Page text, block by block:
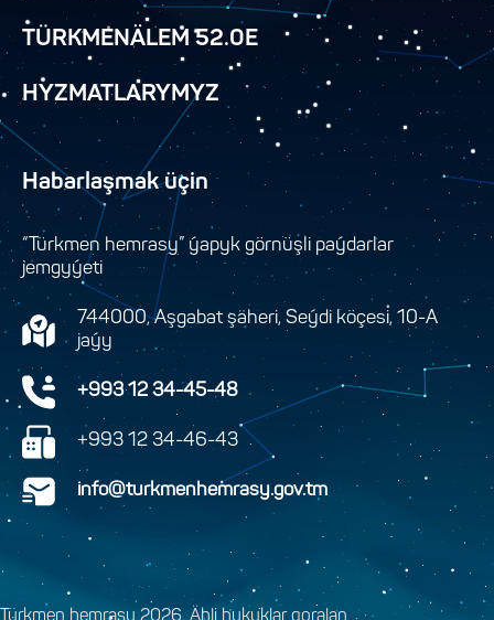
TÜRKMENÄLEM 52.0E
HYZMATLARYMYZ
Habarlaşmak üçin
“Türkmen hemrasy” ýapyk görnüşli paýdarlar
jemgyýeti
744000, Aşgabat şäheri, Seýdi köçesi, 10-A
jaýy
+993 12 34-45-48
+993 12 34-46-43
info@turkmenhemrasy.gov.tm